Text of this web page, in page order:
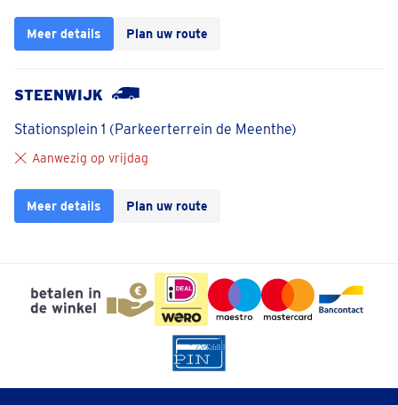
Meer details Plan uw route
STEENWIJK
Stationsplein 1 (Parkeerterrein de Meenthe)
Aanwezig op vrijdag
Meer details Plan uw route